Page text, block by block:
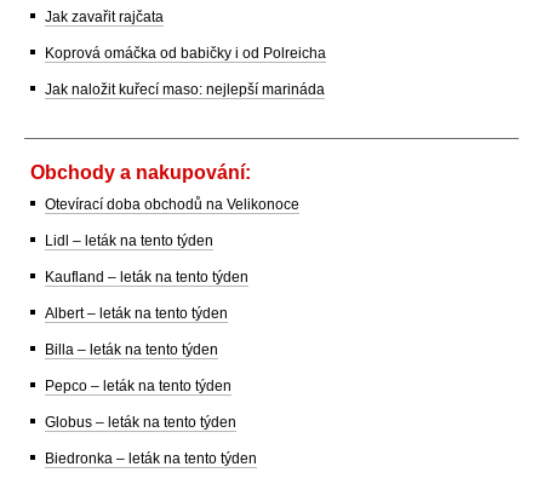
Jak zavařit rajčata
Koprová omáčka od babičky i od Polreicha
Jak naložit kuřecí maso: nejlepší marináda
Obchody a nakupování:
Otevírací doba obchodů na Velikonoce
Lidl – leták na tento týden
Kaufland – leták na tento týden
Albert – leták na tento týden
Billa – leták na tento týden
Pepco – leták na tento týden
Globus – leták na tento týden
Biedronka – leták na tento týden